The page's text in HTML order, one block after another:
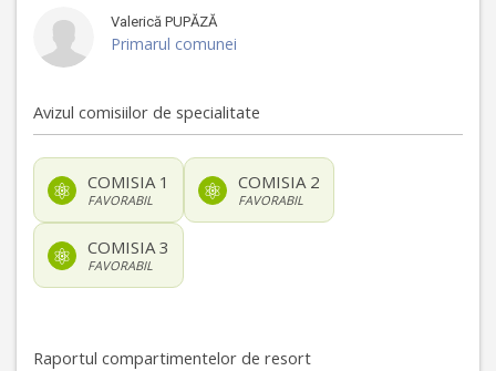
Valerică PUPĂZĂ
Primarul comunei
Avizul comisiilor de specialitate
COMISIA 1
FAVORABIL
COMISIA 2
FAVORABIL
COMISIA 3
FAVORABIL
Raportul compartimentelor de resort